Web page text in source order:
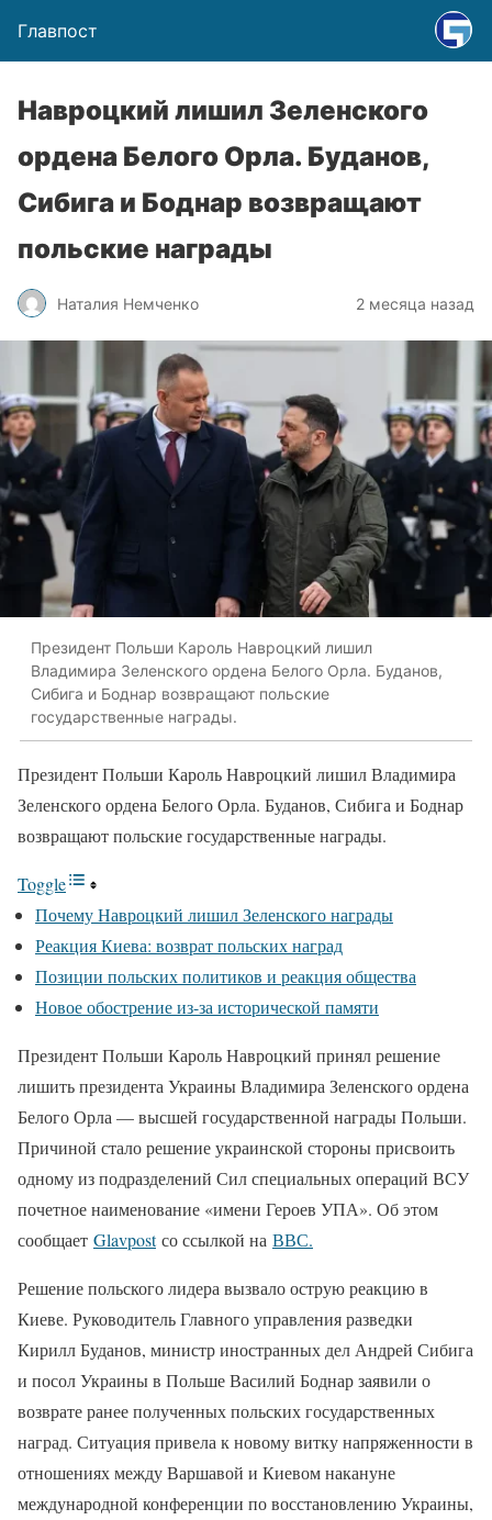
Главпост
Навроцкий лишил Зеленского
ордена Белого Орла. Буданов,
Сибига и Боднар возвращают
польские награды
Наталия Немченко 2 месяца назад
Президент Польши Кароль Навроцкий лишил
Владимира Зеленского ордена Белого Орла. Буданов,
Сибига и Боднар возвращают польские
государственные награды.
Президент Польши Кароль Навроцкий лишил Владимира
Зеленского ордена Белого Орла. Буданов, Сибига и Боднар
возвращают польские государственные награды.
Toggle
Почему Навроцкий лишил Зеленского награды
Реакция Киева: возврат польских наград
Позиции польских политиков и реакция общества
Новое обострение из-за исторической памяти
Президент Польши Кароль Навроцкий принял решение
лишить президента Украины Владимира Зеленского ордена
Белого Орла — высшей государственной награды Польши.
Причиной стало решение украинской стороны присвоить
одному из подразделений Сил специальных операций ВСУ
почетное наименование «имени Героев УПА». Об этом
сообщает Glavpostсо ссылкой на ВВС.
Решение польского лидера вызвало острую реакцию в
Киеве. Руководитель Главного управления разведки
Кирилл Буданов, министр иностранных дел Андрей Сибига
и посол Украины в Польше Василий Боднар заявили о
возврате ранее полученных польских государственных
наград. Ситуация привела к новому витку напряженности в
отношениях между Варшавой и Киевом накануне
международной конференции по восстановлению Украины,